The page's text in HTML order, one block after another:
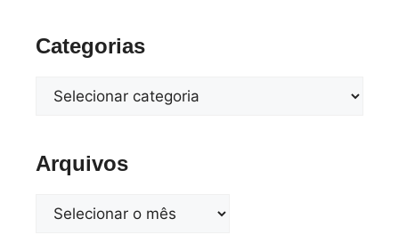
Categorias
Arquivos